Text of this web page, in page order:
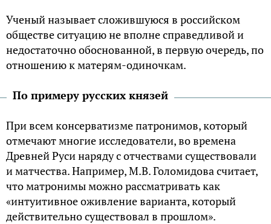
Ученый называет сложившуюся в российском
обществе ситуацию не вполне справедливой и
недостаточно обоснованной, в первую очередь, по
отношению к матерям-одиночкам.
По примеру русских князей
При всем консерватизме патронимов, который
отмечают многие исследователи, во времена
Древней Руси наряду с отчествами существовали
и матчества. Например, М.В. Голомидова считает,
что матронимы можно рассматривать как
«интуитивное оживление варианта, который
действительно существовал в прошлом».